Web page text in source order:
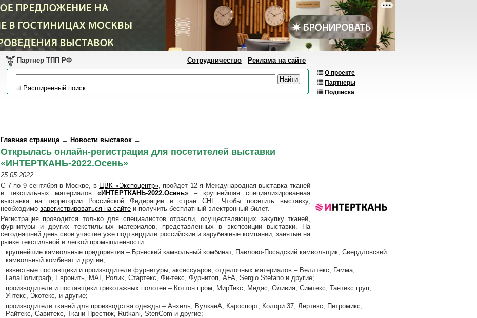
О проекте
Партнеры
Подписка
Партнер ТПП РФ Сотрудничество Реклама на сайте
Расширенный поиск
Главная страница→ Новости выставок →
Открылась онлайн-регистрация для посетителей выставки
«ИНТЕРТКАНЬ-2022.Осень»
25.05.2022
С 7 по 9 сентября в Москве, в ЦВК «Экспоцентр», пройдет 12-я Международная выставка тканей
и текстильных материалов «ИНТЕРТКАНЬ-2022.Осень» – крупнейшая специализированная
выставка на территории Российской Федерации и стран СНГ. Чтобы посетить выставку,
необходимо зарегистрироваться на сайте и получить бесплатный электронный билет.
Регистрация проводится только для специалистов отрасли, осуществляющих закупку тканей,
фурнитуры и других текстильных материалов, представленных в экспозиции выставки. На
сегодняшний день свое участие уже подтвердили российские и зарубежные компании, занятые на
рынке текстильной и легкой промышленности:
крупнейшие камвольные предприятия – Брянский камвольный комбинат, Павлово-Посадский камвольщик, Свердловский
камвольный комбинат и другие;
известные поставщики и производители фурнитуры, аксессуаров, отделочных материалов – Веллтекс, Гамма,
ГалаПолиграф, Евронить, МАГ, Ролик, Стартекс, Фи-текс, Фурнитоп, AFA, Sergio Stefano и другие;
производители и поставщики трикотажных полотен – Коттон пром, МирТекс, Медас, Оливия, Симтекс, Тантекс груп,
Унтекс, Экотекс, и другие;
производители тканей для производства одежды – Анхель, ВулканА, Кароспорт, Колори 37, Лертекс, Петромикс,
Райтекс, Савитекс, Ткани Престиж, Rutkani, StenCom и другие;